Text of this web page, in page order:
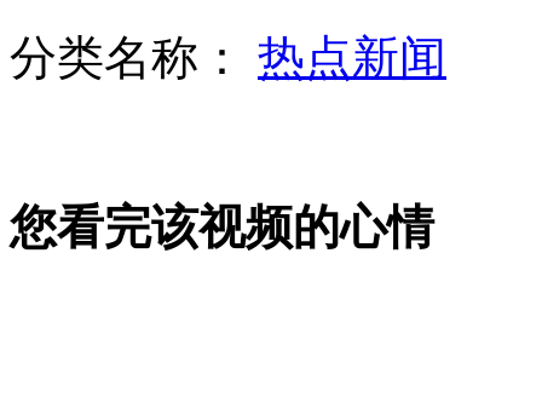
妈妈照顾脑瘫女儿36年 诠释母爱
分类名称： 热点新闻
您看完该视频的心情